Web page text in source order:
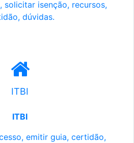
solicitar isenção, recursos,
dúvidas.
ITBI
ITBI
emitir guia, certidão,